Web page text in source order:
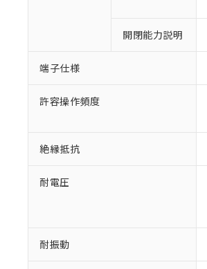
開閉能力説明
端子仕様
許容操作頻度
絶縁抵抗
耐電圧
耐振動